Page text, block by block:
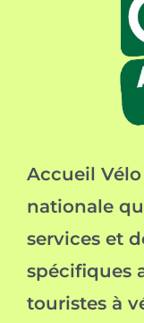
Accueil
nationale
services et
spécifiques
touristes à